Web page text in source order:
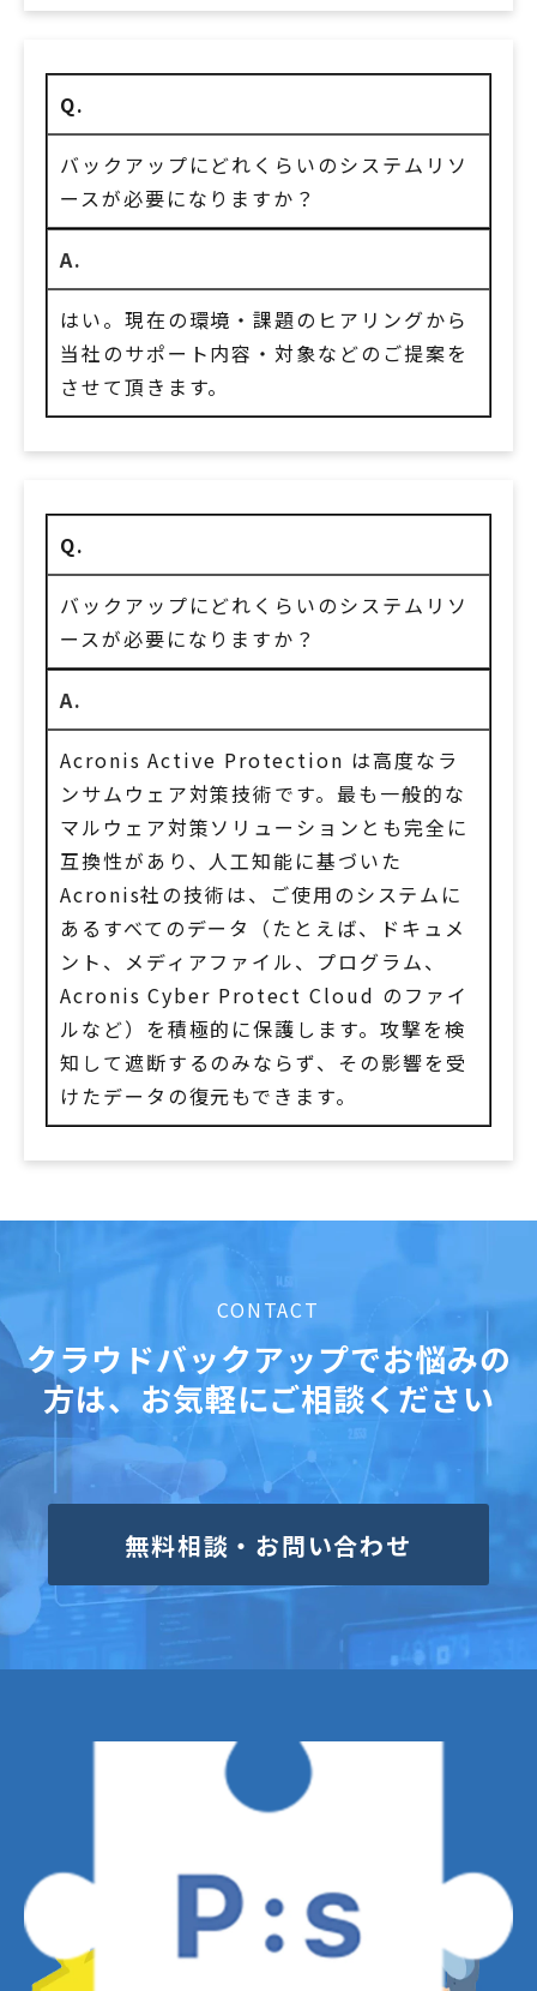
Q.
バックアップにどれくらいのシステムリソ
ースが必要になりますか？
A.
はい。現在の環境・課題のヒアリングから
当社のサポート内容・対象などのご提案を
させて頂きます。
Q.
バックアップにどれくらいのシステムリソ
ースが必要になりますか？
A.
Acronis Active Protection は高度なラ
ンサムウェア対策技術です。最も一般的な
マルウェア対策ソリューションとも完全に
互換性があり、人工知能に基づいた
Acronis社の技術は、ご使用のシステムに
あるすべてのデータ（たとえば、ドキュメ
ント、メディアファイル、プログラム、
Acronis Cyber Protect Cloud のファイ
ルなど）を積極的に保護します。攻撃を検
知して遮断するのみならず、その影響を受
けたデータの復元もできます。
CONTACT
クラウドバックアップでお悩みの
方は、お気軽にご相談ください
無料相談・お問い合わせ